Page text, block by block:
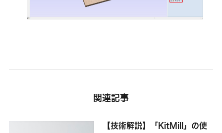
関連記事
【技術解説】「KitMill」の使